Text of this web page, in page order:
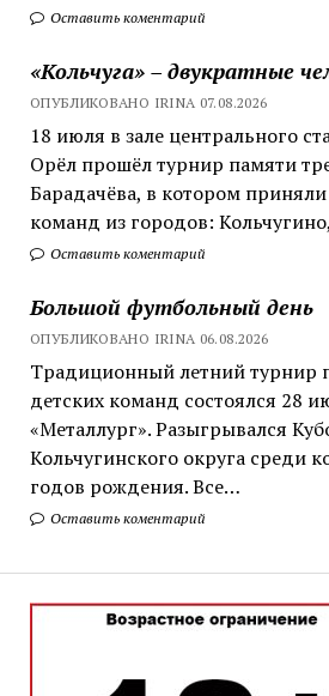
Оставить коментарий
«Кольчуга» – двукратные
ОПУБЛИКОВАНО IRINA 07.08.2026
18 июля в зале центрального
Орёл прошёл турнир памяти
Барадачёва, в котором приняли
команд из городов:
Оставить коментарий
Большой футбольный день
ОПУБЛИКОВАНО IRINA 06.08.2026
Традиционный летний турнир
детских команд состоялся 28
«Металлург». Разыгрывался
Кольчугинского округа среди
годов рождения. Все…
Оставить коментарий